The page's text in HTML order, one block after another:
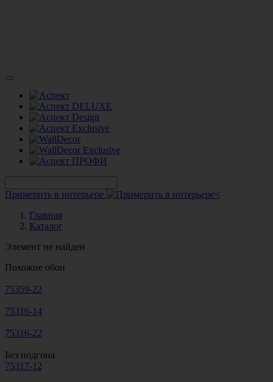
Примерить в интерьере
Главная
Каталог
Элемент не найден
Похожие обои
75359-22
75316-14
75316-22
Без подгона
75317-12